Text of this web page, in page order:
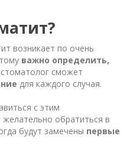
возникает по очень
важно определить,
сможет
для каждого случая.
с этим
обратиться в
будут замечены первые